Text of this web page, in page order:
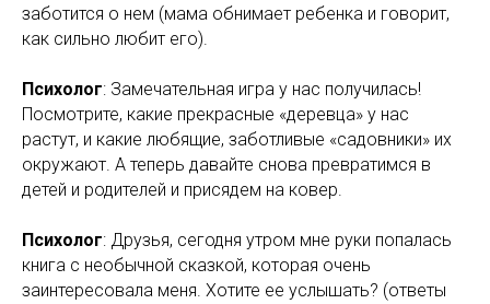
заботится о нем (мама обнимает ребенка и говорит,
как сильно любит его).
Психолог: Замечательная игра у нас получилась!
Посмотрите, какие прекрасные «деревца» у нас
растут, и какие любящие, заботливые «садовники» их
окружают. А теперь давайте снова превратимся в
детей и родителей и присядем на ковер.
Психолог: Друзья, сегодня утром мне руки попалась
книга с необычной сказкой, которая очень
заинтересовала меня. Хотите ее услышать? (ответы